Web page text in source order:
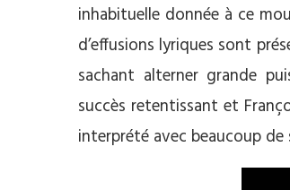
inhabituelle donnée à ce
d’effusions lyriques sont
sachant alterner grande
succès retentissant et
interprété avec beaucoup de